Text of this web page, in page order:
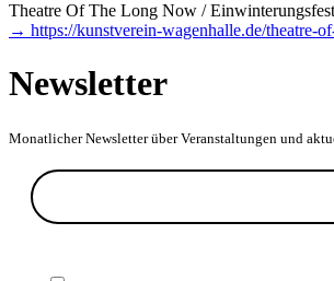
Theatre Of The Long Now /
→ https://kunstverein-wagenhalle.de/theatre-
Newsletter
Monatlicher Newsletter über Veranstaltungen und